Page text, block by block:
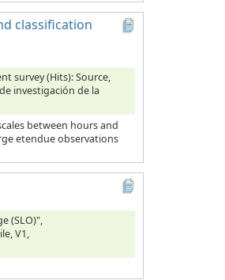
classification
survey (Hits): Source,
investigación de la
between hours and
etendue observations
(SLO)",
V1,